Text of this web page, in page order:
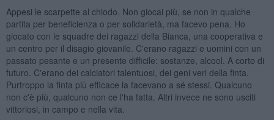
Appesi le scarpette al chiodo. Non giocai più, se non in qualche
partita per beneficienza o per solidarietà, ma facevo pena. Ho
giocato con le squadre dei ragazzi della Bianca, una cooperativa e
un centro per il disagio giovanile. C'erano ragazzi e uomini con un
passato pesante e un presente difficile: sostanze, alcool. A corto di
futuro. C'erano dei calciatori talentuosi, dei geni veri della finta.
Purtroppo la finta più efficace la facevano a sé stessi. Qualcuno
non c'è più, qualcuno non ce l'ha fatta. Altri invece ne sono usciti
vittoriosi, in campo e nella vita.